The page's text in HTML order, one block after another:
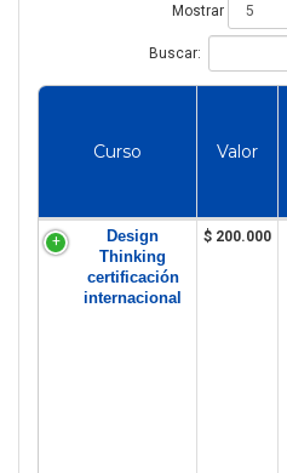
Mostrar
Buscar:
Curso Valor
Design
Thinking
certificación
internacional
$ 200.000